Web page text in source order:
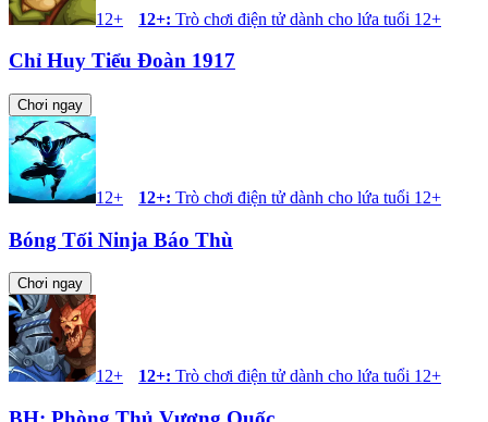
12+ 12+: Trò chơi điện tử dành cho lứa tuổi 12+
Chỉ Huy Tiểu Đoàn 1917
Chơi ngay
12+ 12+: Trò chơi điện tử dành cho lứa tuổi 12+
Bóng Tối Ninja Báo Thù
Chơi ngay
12+ 12+: Trò chơi điện tử dành cho lứa tuổi 12+